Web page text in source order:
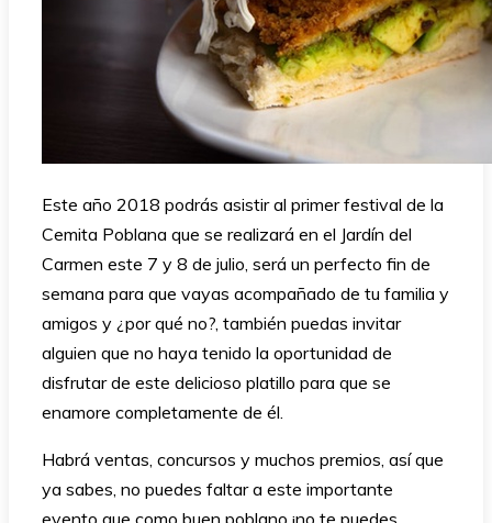
Este año 2018 podrás asistir al primer festival de la
Cemita Poblana que se realizará en el Jardín del
Carmen este 7 y 8 de julio, será un perfecto fin de
semana para que vayas acompañado de tu familia y
amigos y ¿por qué no?, también puedas invitar
alguien que no haya tenido la oportunidad de
disfrutar de este delicioso platillo para que se
enamore completamente de él.
Habrá ventas, concursos y muchos premios, así que
ya sabes, no puedes faltar a este importante